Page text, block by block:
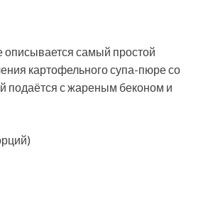
описывается самый простой
картофельного супа-пюре со
подаётся с жареным беконом и